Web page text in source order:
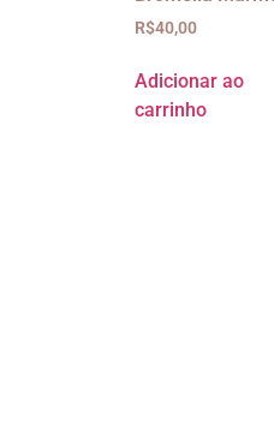
R$40,00
Adicionar ao
carrinho